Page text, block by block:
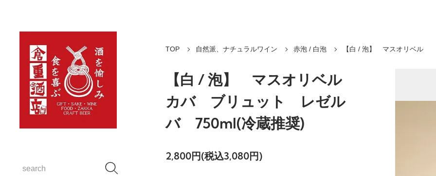
TOP 自然派、ナチュラルワイン 赤泡 / 白泡 【白 / 泡】 マスオリベル
【白 / 泡】 マスオリベル
カバ ブリュット レゼル
バ 750ml(冷蔵推奨)
2,800円(税込3,080円)